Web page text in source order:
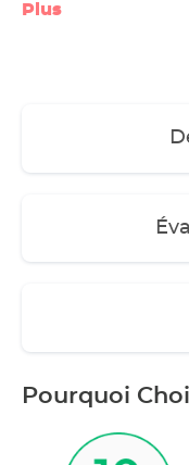
Plus
Pourquoi